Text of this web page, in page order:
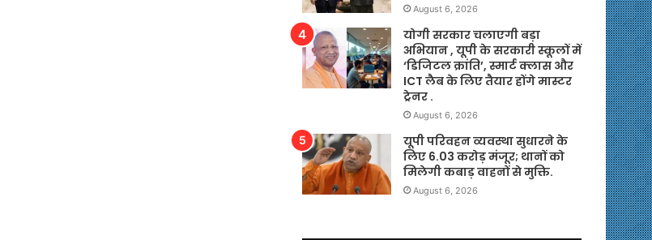
August 6, 2026
योगी सरकार चलाएगी बड़ा
अभियान , यूपी के सरकारी स्कूलों में
‘डिजिटल क्रांति’, स्मार्ट क्लास और
ICT लैब के लिए तैयार होंगे मास्टर
ट्रेनर .
August 6, 2026
यूपी परिवहन व्यवस्था सुधारने के
लिए 6.03 करोड़ मंजूर; थानों को
मिलेगी कबाड़ वाहनों से मुक्ति.
August 6, 2026